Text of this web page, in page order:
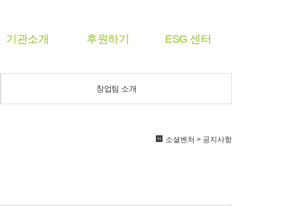
기관소개 후원하기 ESG 센터
창업팀 소개
소셜벤처 > 공지사항